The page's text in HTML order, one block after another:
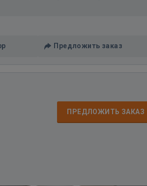
Предложить заказ
ПРЕДЛОЖИТЬ ЗАКАЗ